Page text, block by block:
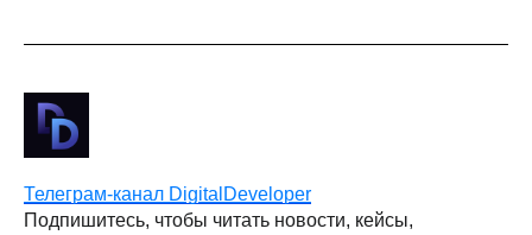
Телеграм-канал DigitalDeveloper
Подпишитесь, чтобы читать новости, кейсы,